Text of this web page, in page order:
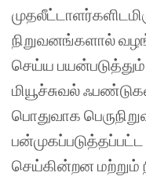
நிறுவனங்களால்
செய்ய
மியூச்சுவல்
பொதுவாக
செய்கின்றன மற்றும்